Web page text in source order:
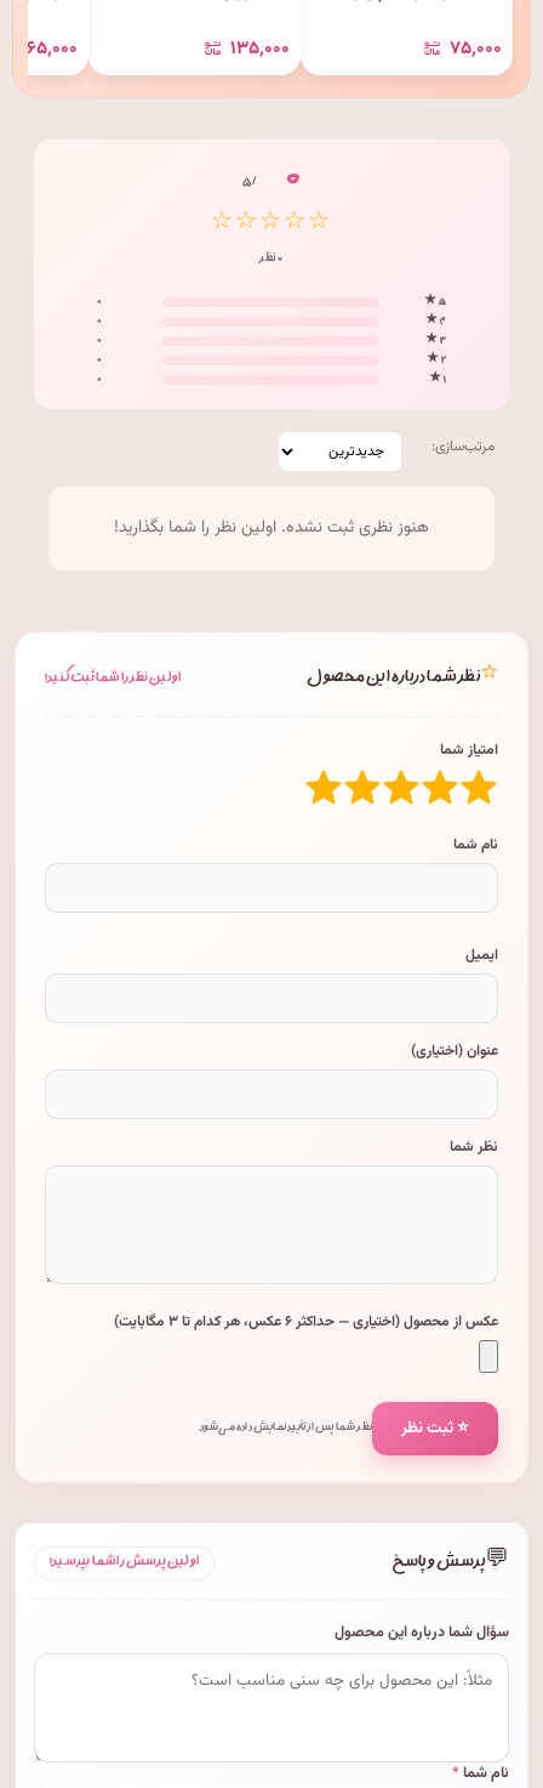
مداد جادو)
۷۵٬۰۰۰ ۱۳۵٬۰۰۰ ۱۶۵٬۰۰۰
۰ / ۵
☆☆☆☆☆
۰ نظر
۵ ★
۰
۴ ★
۰
۳ ★
۰
۲ ★
۰
۱ ★
۰
مرتب‌سازی:
هنوز نظری ثبت نشده. اولین نظر را شما بگذارید!
⭐نظر شما درباره این محصول اولین نظر را شما ثبت کنید!
امتیاز شما
نام شما
ایمیل
عنوان (اختیاری)
نظر شما
عکس از محصول (اختیاری — حداکثر ۶ عکس، هر کدام تا ۳ مگابایت)
⭐ ثبت نظر نظر شما پس از تأیید نمایش داده می‌شود.
💬پرسش و پاسخ اولین پرسش را شما بپرسید!
سؤال شما درباره این محصول
نام شما*